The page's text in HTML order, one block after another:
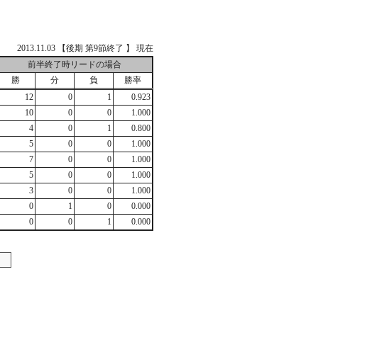
2013.11.03 【後期 第9節終了 】 現在
前半終了時リードの場合
勝 分 負
勝率
12 0 1
0.923
10 0 0
1.000
4 0 1
0.800
5 0 0
1.000
7 0 0
1.000
5 0 0
1.000
3 0 0
1.000
0 1 0
0.000
0 0 1 0.000